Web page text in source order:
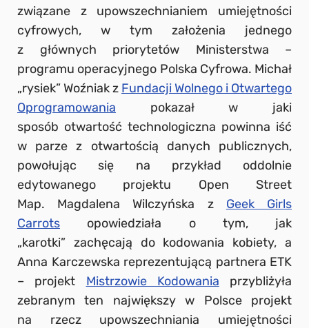
związane z upowszechnianiem umiejętności
cyfrowych, w tym założenia jednego
z głównych priorytetów Ministerstwa –
programu operacyjnego Polska Cyfrowa. Michał
„rysiek” Woźniak z Fundacji Wolnego i Otwartego
Oprogramowania pokazał w jaki
sposób otwartość technologiczna powinna iść
w parze z otwartością danych publicznych,
powołując się na przykład oddolnie
edytowanego projektu Open Street
Map. Magdalena Wilczyńska z Geek Girls
Carrots opowiedziała o tym, jak
„karotki” zachęcają do kodowania kobiety, a
Anna Karczewska reprezentującą partnera ETK
– projekt Mistrzowie Kodowania przybliżyła
zebranym ten największy w Polsce projekt
na rzecz upowszechniania umiejętności